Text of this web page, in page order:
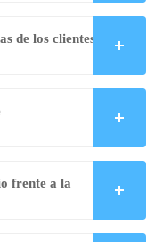
de los clientes
frente a la